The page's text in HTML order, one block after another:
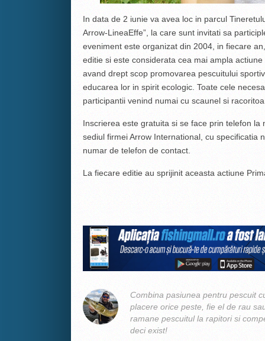
In data de 2 iunie va avea loc in parcul
Arrow-LineaEffe”, la care sunt invitati sa
eveniment este organizat din 2004, in fiecare
editie si este considerata cea mai ampla
avand drept scop promovarea pescuitului
educarea lor in spirit ecologic. Toate cele
participantii venind numai cu scaunel si
Inscrierea este gratuita si se face prin telefon
sediul firmei Arrow International, cu specificatia
numar de telefon de contact.
La fiecare editie au sprijinit aceasta actiune
Combina pasiunea pentru pescuit
placere orice peste, fie el de rau
ramane pescuitul la rapitori si
deci exist!